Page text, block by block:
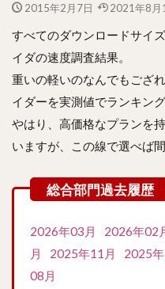
2015年2月7日 2021年8月
すべてのダウンロードサイ
イダの速度調査結果。
重いの軽いのなんでもござ
イダーを実測値でランキン
やはり、高価格なプランを
いますが、この線で選べば
2026年03月 2026年02
月
2025年11月 2025
08月